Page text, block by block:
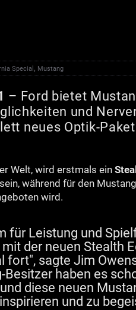
Special , Mustang
– Ford bietet
und
neues Optik-
Welt, wird erstmals ein
während für den
wird.
für Leistung und
der neuen Stealth
fort", sagte Jim
haben es
diese neuen
und zu